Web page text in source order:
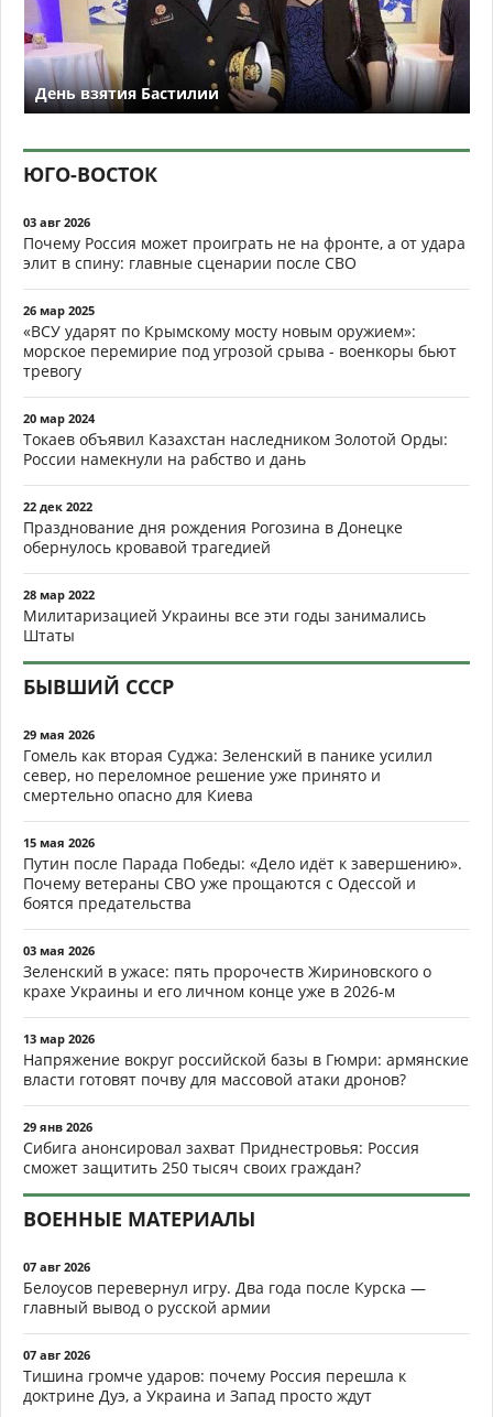
День взятия Бастилии
ЮГО-ВОСТОК
03 авг 2026
Почему Россия может проиграть не на фронте, а от удара
элит в спину: главные сценарии после СВО
26 мар 2025
«ВСУ ударят по Крымскому мосту новым оружием»:
морское перемирие под угрозой срыва - военкоры бьют
тревогу
20 мар 2024
Токаев объявил Казахстан наследником Золотой Орды:
России намекнули на рабство и дань
22 дек 2022
Празднование дня рождения Рогозина в Донецке
обернулось кровавой трагедией
28 мар 2022
Милитаризацией Украины все эти годы занимались
Штаты
БЫВШИЙ СССР
29 мая 2026
Гомель как вторая Суджа: Зеленский в панике усилил
север, но переломное решение уже принято и
смертельно опасно для Киева
15 мая 2026
Путин после Парада Победы: «Дело идёт к завершению».
Почему ветераны СВО уже прощаются с Одессой и
боятся предательства
03 мая 2026
Зеленский в ужасе: пять пророчеств Жириновского о
крахе Украины и его личном конце уже в 2026-м
13 мар 2026
Напряжение вокруг российской базы в Гюмри: армянские
власти готовят почву для массовой атаки дронов?
29 янв 2026
Сибига анонсировал захват Приднестровья: Россия
сможет защитить 250 тысяч своих граждан?
ВОЕННЫЕ МАТЕРИАЛЫ
07 авг 2026
Белоусов перевернул игру. Два года после Курска —
главный вывод о русской армии
07 авг 2026
Тишина громче ударов: почему Россия перешла к
доктрине Дуэ, а Украина и Запад просто ждут